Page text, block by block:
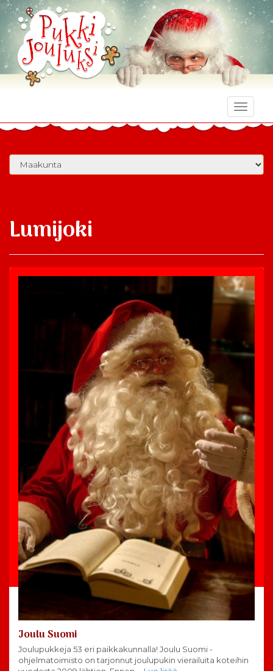
Toggle
Lumijoki
Joulu Suomi
Joulupukkeja 53 eri paikkakunnalla! Joulu Suomi -
ohjelmatoimisto on tarjonnut joulupukin vierailuita koteihin